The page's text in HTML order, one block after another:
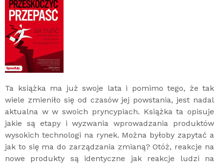
Ta książka ma już swoje lata i pomimo tego, że tak
wiele zmieniło się od czasów jej powstania, jest nadal
aktualna w w swoich pryncypiach. Książka ta opisuje
jakie są etapy i wyzwania wprowadzania produktów
wysokich technologi na rynek. Można byłoby zapytać a
jak to się ma do zarządzania zmianą? Otóż, reakcje na
nowe produkty są identyczne jak reakcje ludzi na